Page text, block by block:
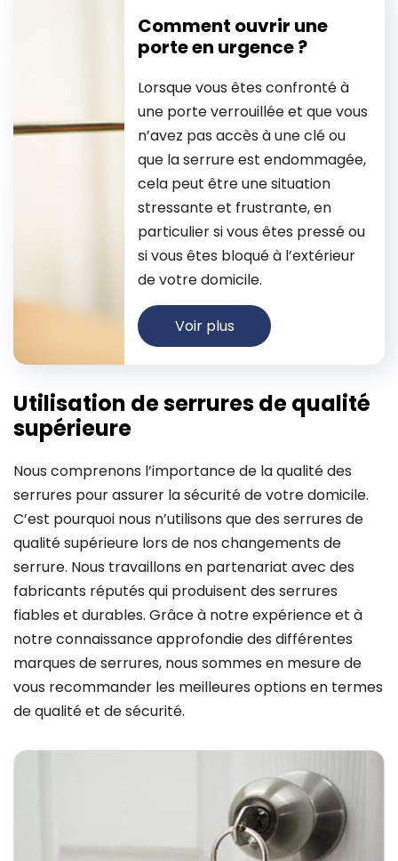
Comment ouvrir une
porte en urgence ?
Lorsque vous êtes confronté à
une porte verrouillée et que vous
n’avez pas accès à une clé ou
que la serrure est endommagée,
cela peut être une situation
stressante et frustrante, en
particulier si vous êtes pressé ou
si vous êtes bloqué à l’extérieur
de votre domicile.
Voir plus
Utilisation de serrures de qualité
supérieure
Nous comprenons l’importance de la qualité des
serrures pour assurer la sécurité de votre domicile.
C’est pourquoi nous n’utilisons que des serrures de
qualité supérieure lors de nos changements de
serrure. Nous travaillons en partenariat avec des
fabricants réputés qui produisent des serrures
fiables et durables. Grâce à notre expérience et à
notre connaissance approfondie des différentes
marques de serrures, nous sommes en mesure de
vous recommander les meilleures options en termes
de qualité et de sécurité.